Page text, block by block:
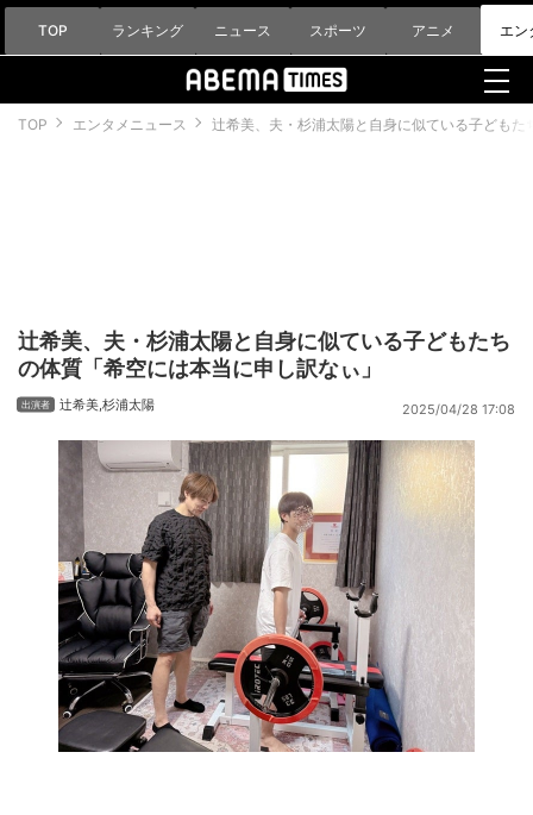
TOP ランキング ニュース スポーツ アニメ エン
TOP エンタメニュース 辻希美、夫・杉浦太陽と自身に似ている子ども
辻希美、夫・杉浦太陽と自身に似ている子どもたち
の体質「希空には本当に申し訳なぃ」
辻希美,杉浦太陽 2025/04/28 17:08